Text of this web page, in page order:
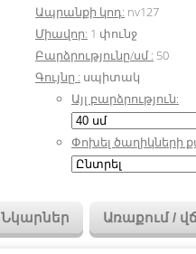
Ապրանքի կոդ: nv127
Միավոր: 1 փունջ
Բարձրությունը/սմ: 50
Գույնը : սպիտակ
Այլ բարձրություն:
Փոխել ծաղիկների
Նկարներ Առաքում /